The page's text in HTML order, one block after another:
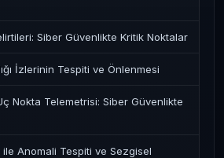
Siber Güvenlikte Kritik Noktalar
İzlerinin Tespiti ve Önlenmesi
Nokta Telemetrisi: Siber Güvenlikte
ile Anomali Tespiti ve Sezgisel